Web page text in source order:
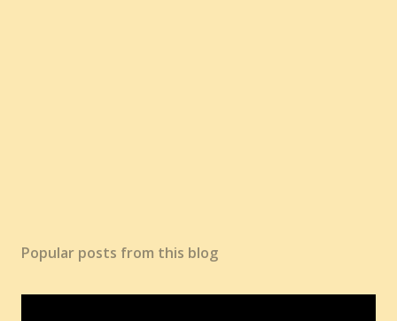
Popular posts from this blog